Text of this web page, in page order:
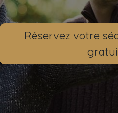
Réservez votre